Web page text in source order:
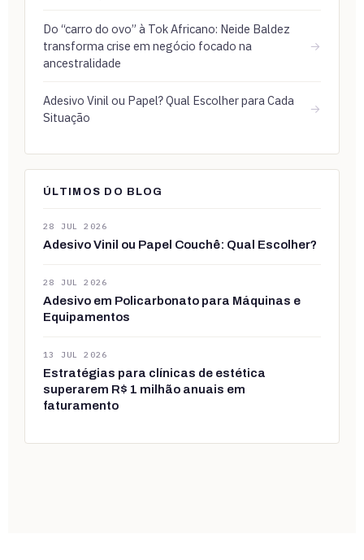
Do “carro do ovo” à Tok Africano: Neide Baldez
transforma crise em negócio focado na
ancestralidade
→
Adesivo Vinil ou Papel? Qual Escolher para Cada
Situação
→
ÚLTIMOS DO BLOG
28 JUL 2026
Adesivo Vinil ou Papel Couchê: Qual Escolher?
28 JUL 2026
Adesivo em Policarbonato para Máquinas e
Equipamentos
13 JUL 2026
Estratégias para clínicas de estética
superarem R$ 1 milhão anuais em
faturamento